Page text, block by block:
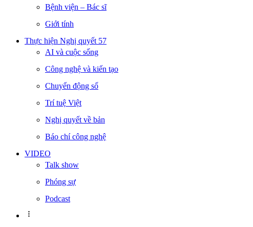
Bệnh viện – Bác sĩ
Giới tính
Thực hiện Nghị quyết 57
AI và cuộc sống
Công nghệ và kiến tạo
Chuyển động số
Trí tuệ Việt
Nghị quyết về bản
Báo chí công nghệ
VIDEO
Talk show
Phóng sự
Podcast